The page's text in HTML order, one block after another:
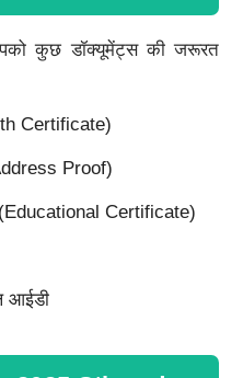
कुछ डॉक्यूमेंट्स की जरूरत
Certificate)
Proof)
(Educational Certificate)
आईडी